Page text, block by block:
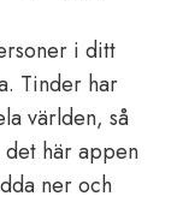
i ditt
Tinder har
världen, så
här appen
ner och